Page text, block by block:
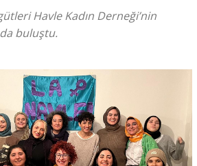
Havle Kadın Derneği’nin
buluştu.